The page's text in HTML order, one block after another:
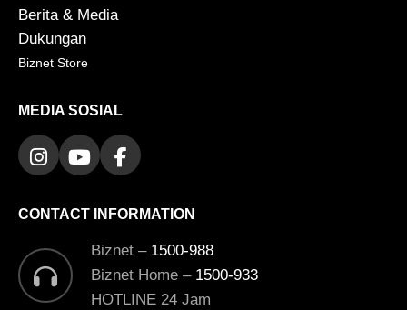
Berita & Media
Dukungan
Biznet Store
MEDIA SOSIAL
CONTACT INFORMATION
Biznet – 1500-988
Biznet Home – 1500-933
HOTLINE 24 Jam